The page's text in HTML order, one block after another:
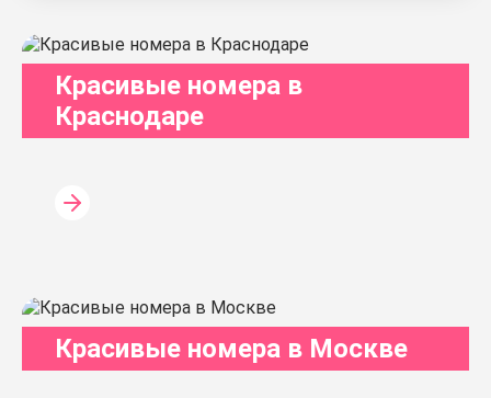
Красивые номера в
Краснодаре
Красивые номера в Москве